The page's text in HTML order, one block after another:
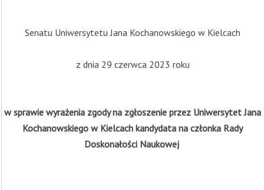
Senatu Uniwersytetu Jana Kochanowskiego w Kielcach
z dnia 29 czerwca 2023 roku
w sprawie wyrażenia zgody na zgłoszenie przez Uniwersytet Jana
Kochanowskiego w Kielcach kandydata na członka Rady
Doskonałości Naukowej